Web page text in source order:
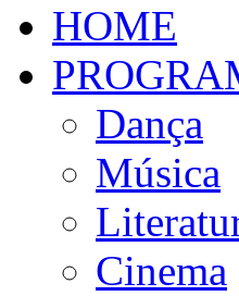
HOME
Dança
Música
Cinema